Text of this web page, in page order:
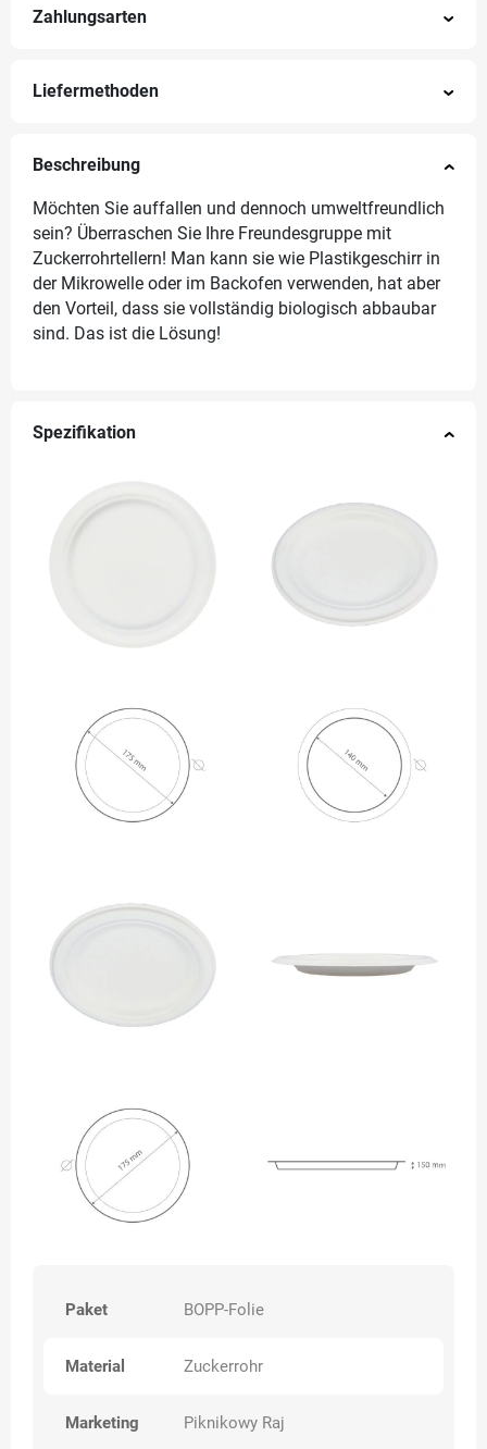
Zahlungsarten
Liefermethoden
Beschreibung
Möchten Sie auffallen und dennoch umweltfreundlich
sein? Überraschen Sie Ihre Freundesgruppe mit
Zuckerrohrtellern! Man kann sie wie Plastikgeschirr in
der Mikrowelle oder im Backofen verwenden, hat aber
den Vorteil, dass sie vollständig biologisch abbaubar
sind. Das ist die Lösung!
Spezifikation
Paket BOPP-Folie
Material Zuckerrohr
Marketing Piknikowy Raj